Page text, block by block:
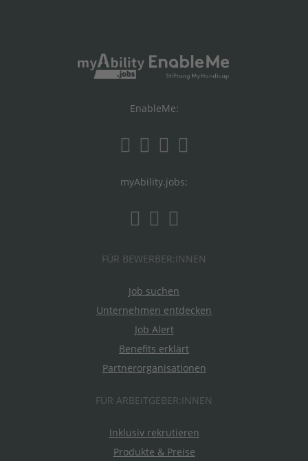
EnableMe:
myAbility.jobs:
FÜR BEWERBER:INNEN
Job suchen
Unternehmen entdecken
Job Alert
Benefits erklärt
Partnerorganisationen
FÜR ARBEITGEBER:INNEN
Inklusiv rekrutieren
Produkte & Preise